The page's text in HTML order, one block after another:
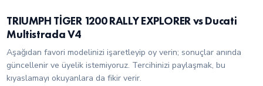
TRIUMPH TİGER 1200 RALLY EXPLORER vs Ducati
Multistrada V4
Aşağıdan favori modelinizi işaretleyip oy verin; sonuçlar anında
güncellenir ve üyelik istemiyoruz. Tercihinizi paylaşmak, bu
kıyaslamayı okuyanlara da fikir verir.